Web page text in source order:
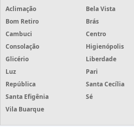
Aclimação
Bela Vista
Bom Retiro
Brás
Cambuci
Centro
Consolação
Higienópolis
Glicério
Liberdade
Luz
Pari
República
Santa Cecília
Santa Efigênia
Sé
Vila Buarque